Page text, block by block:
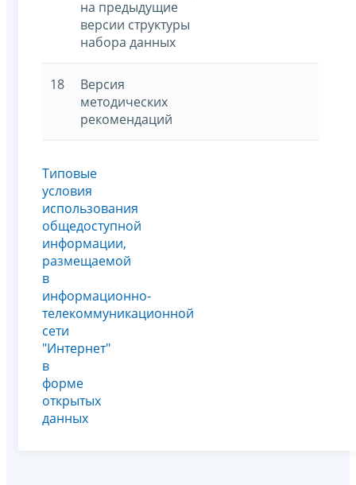
на предыдущие
версии структуры
набора данных
18
Версия
методических
рекомендаций
Типовые
условия
использования
общедоступной
информации,
размещаемой
в
информационно-
телекоммуникационной
сети
"Интернет"
в
форме
открытых
данных